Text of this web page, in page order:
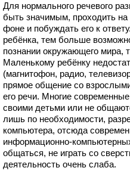
Для нормального речевого
быть значимым, проходить
фоне и побуждать его к
ребёнка, тем больше
познании окружающего мира,
Маленькому ребёнку
(магнитофон, радио,
прямое общение со
его речи. Многие
своими детьми или не
лишь по необходимости,
компьютера, отсюда
информационно-
общаться, не играть со
деятельность очень слаба.